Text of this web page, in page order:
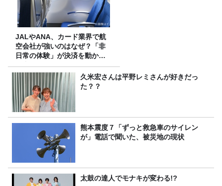
JALやANA、カード業界で航
空会社が強いのはなぜ？「非
日常の体験」が決済を動かす
理由
久米宏さんは平野レミさんが好きだっ
た？？
熊本震度７「ずっと救急車のサイレン
が」電話で聞いた、被災地の現状
太鼓の達人でモナキが変わる!?